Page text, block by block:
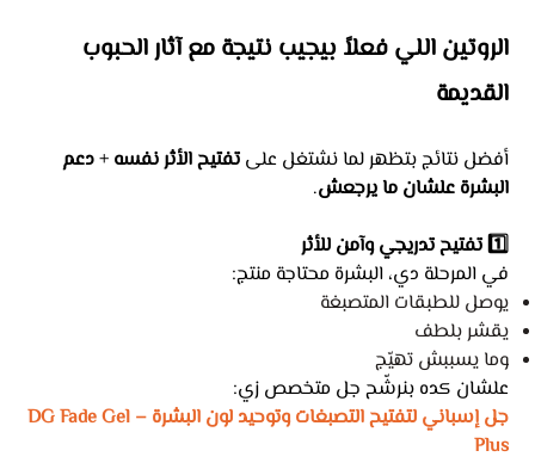
الروتين اللي فعلاً بيجيب نتيجة مع آثار الحبوب
القديمة
أفضل نتائج بتظهر لما نشتغل على تفتيح الأثر نفسه +دعم
البشرة علشان ما يرجعش.
1️⃣ تفتيح تدريجي وآمن للأثر
في المرحلة دي، البشرة محتاجة منتج:
يوصل للطبقات المتصبغة
يقشر بلطف
وما يسببش تهيّج
علشان كده بنرشّح جل متخصص زي:
جل إسباني لتفتيح التصبغات وتوحيد لون البشرة – DG Fade Gel
Plus